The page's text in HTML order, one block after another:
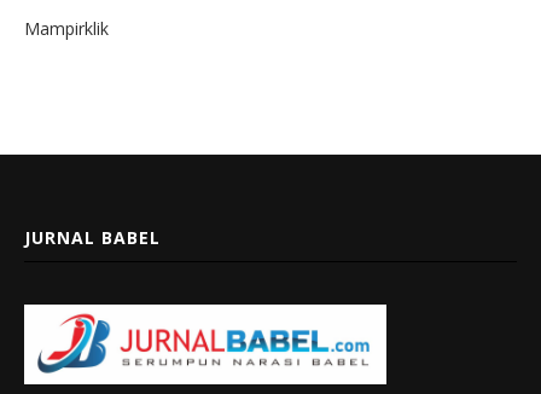
Mampirklik
JURNAL BABEL